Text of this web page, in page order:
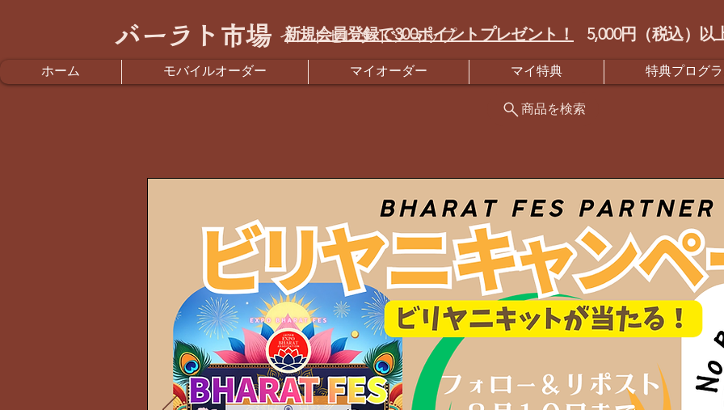
バーラト市場 インドセレクトショップ
新規会員登録で300ポイントプレゼント！ 5,000円（税込）以
商品を検索
ホーム モバイルオーダー マイオーダー マイ特典 特典プログ